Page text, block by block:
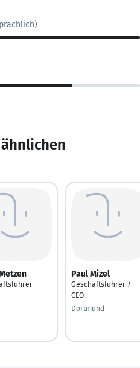
Paul Mizel
Geschäftsführer /
CEO
Dortmund